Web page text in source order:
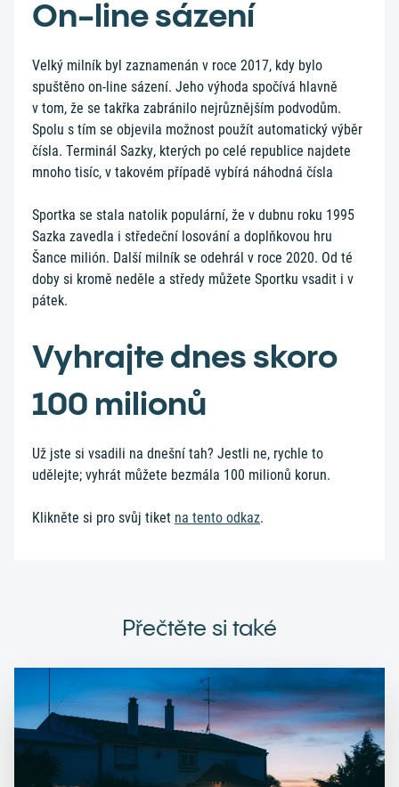
On-line sázení
Velký milník byl zaznamenán v roce 2017, kdy bylo
spuštěno on-line sázení. Jeho výhoda spočívá hlavně
v tom, že se takřka zabránilo nejrůznějším podvodům.
Spolu s tím se objevila možnost použít automatický výběr
čísla. Terminál Sazky, kterých po celé republice najdete
mnoho tisíc, v takovém případě vybírá náhodná čísla
Sportka se stala natolik populární, že v dubnu roku 1995
Sazka zavedla i středeční losování a doplňkovou hru
Šance milión. Další milník se odehrál v roce 2020. Od té
doby si kromě neděle a středy můžete Sportku vsadit i v
pátek.
Vyhrajte dnes skoro
100 milionů
Už jste si vsadili na dnešní tah? Jestli ne, rychle to
udělejte; vyhrát můžete bezmála 100 milionů korun.
Klikněte si pro svůj tiket na tento odkaz.
Přečtěte si také